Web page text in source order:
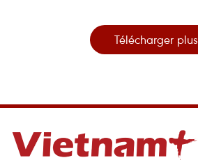
Télécharger plus